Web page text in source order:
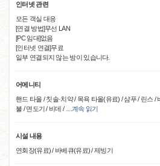
인터넷 관련
모든 객실 대응
[연결 방법]무선 LAN
[PC 임대]없음
[인터넷 연결]무료
일부 연결되지 않는 방이 있습니다.
어메니티
핸드 타올 / 칫솔·치약 / 목욕 타올(유료) / 샴푸 / 린스 /
불 / 면도기 / 비데 /
계속 읽기
시설 내용
연회장(유료) / 바베큐(유료) / 제빙기